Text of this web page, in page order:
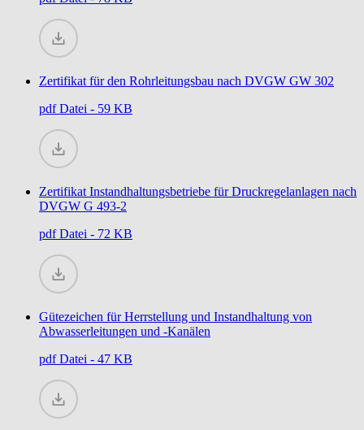
Zertifikat für den Rohrleitungsbau nach DVGW GW 302
pdfDatei - 59 KB
Zertifikat Instandhaltungsbetriebe für Druckregelanlagen nach
DVGW G 493-2
pdfDatei - 72 KB
Gütezeichen für Herrstellung und Instandhaltung von
Abwasserleitungen und -Kanälen
pdfDatei - 47 KB